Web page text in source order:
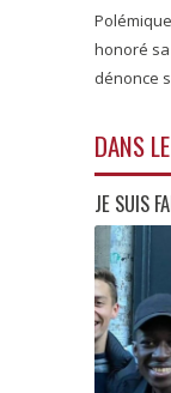
honoré
dénonce
DANS
JE SUIS